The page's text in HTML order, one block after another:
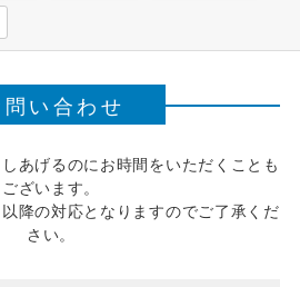
問い合わせ
あげるのにお時間をいただくことも
ございます。
降の対応となりますのでご了承くだ
さい。